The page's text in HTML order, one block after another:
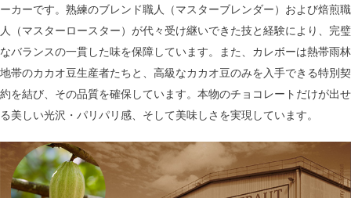
ーカーです。熟練のブレンド職人（マスターブレンダー）および焙煎職
人（マスターロースター）が代々受け継いできた技と経験により、完璧
なバランスの一貫した味を保障しています。また、カレボーは熱帯雨林
地帯のカカオ豆生産者たちと、高級なカカオ豆のみを入手できる特別契
約を結び、その品質を確保しています。本物のチョコレートだけが出せ
る美しい光沢・パリパリ感、そして美味しさを実現しています。